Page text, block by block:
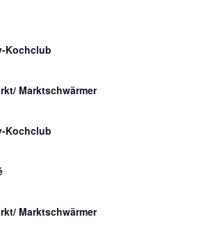
Kochclub
Marktschwärmer
Kochclub
Marktschwärmer